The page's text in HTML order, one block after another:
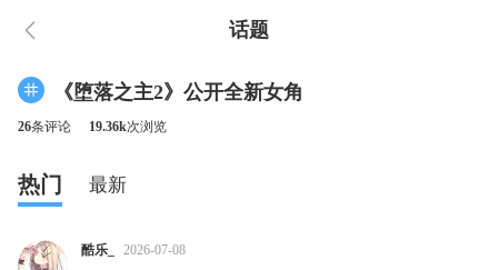
话题
《堕落之主2》公开全新女角
26条评论 19.36k次浏览
热门 最新
酷乐_ 2026-07-08